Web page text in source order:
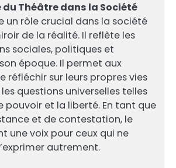
du Théâtre dans la Société
un rôle crucial dans la société
de la réalité. Il reflète les
sociales, politiques et
époque. Il permet aux
réfléchir sur leurs propres vies
questions universelles telles
pouvoir et la liberté. En tant que
et de contestation, le
une voix pour ceux qui ne
autrement.